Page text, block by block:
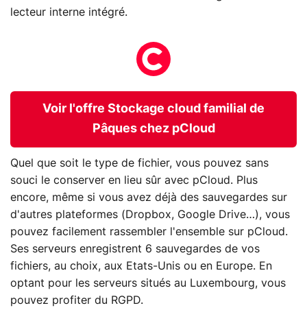
lecteur interne intégré.
Voir l'offre Stockage cloud familial de
Pâques chez pCloud
Quel que soit le type de fichier, vous pouvez sans
souci le conserver en lieu sûr avec pCloud. Plus
encore, même si vous avez déjà des sauvegardes sur
d'autres plateformes (Dropbox, Google Drive…), vous
pouvez facilement rassembler l'ensemble sur pCloud.
Ses serveurs enregistrent 6 sauvegardes de vos
fichiers, au choix, aux Etats-Unis ou en Europe. En
optant pour les serveurs situés au Luxembourg, vous
pouvez profiter du RGPD.